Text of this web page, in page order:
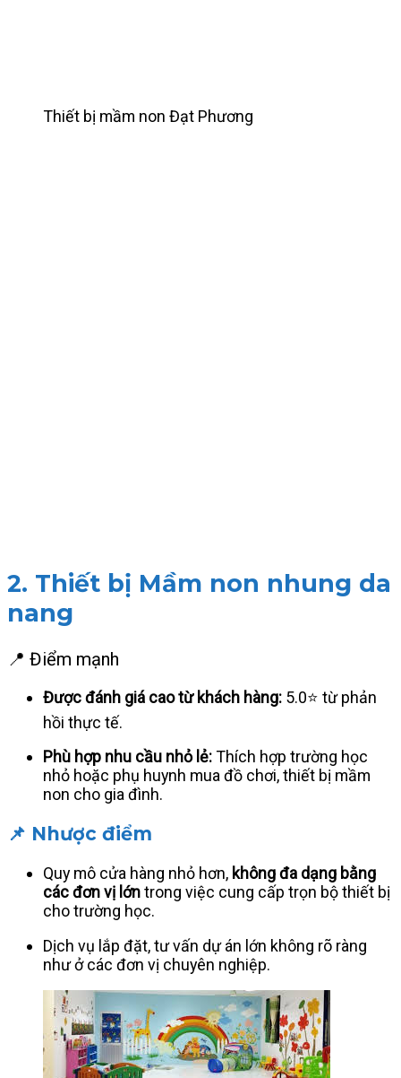
Thiết bị mầm non Đạt Phương
2. Thiết bị Mầm non nhung da
nang
📍 Điểm mạnh
Được đánh giá cao từ khách hàng: 5.0⭐ từ phản
hồi thực tế.
Phù hợp nhu cầu nhỏ lẻ: Thích hợp trường học
nhỏ hoặc phụ huynh mua đồ chơi, thiết bị mầm
non cho gia đình.
📌 Nhược điểm
Quy mô cửa hàng nhỏ hơn, không đa dạng bằng
các đơn vị lớntrong việc cung cấp trọn bộ thiết bị
cho trường học.
Dịch vụ lắp đặt, tư vấn dự án lớn không rõ ràng
như ở các đơn vị chuyên nghiệp.